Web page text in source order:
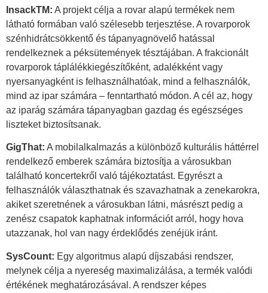
InsackTM: A projekt célja a rovar alapú termékek nem
látható formában való szélesebb terjesztése. A rovarporok
szénhidrátcsökkentő és tápanyagnövelő hatással
rendelkeznek a péksütemények tésztájában. A frakcionált
rovarporok táplálékkiegészítőként, adalékként vagy
nyersanyagként is felhasználhatóak, mind a felhasználók,
mind az ipar számára – fenntartható módon. A cél az, hogy
az iparág számára tápanyagban gazdag és egészséges
liszteket biztosítsanak.
GigThat: A mobilalkalmazás a különböző kulturális háttérrel
rendelkező emberek számára biztosítja a városukban
található koncertekről való tájékoztatást. Egyrészt a
felhasználók választhatnak és szavazhatnak a zenekarokra,
akiket szeretnének a városukban látni, másrészt pedig a
zenész csapatok kaphatnak információt arról, hogy hova
utazzanak, hol van nagy érdeklődés zenéjük iránt.
SysCount: Egy algoritmus alapú díjszabási rendszer,
melynek célja a nyereség maximalizálása, a termék valódi
értékének meghatározásával. A rendszer képes